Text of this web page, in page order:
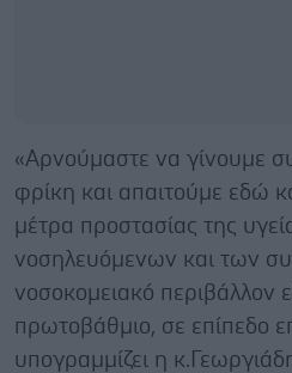
«Αρνούμαστε να γίνουμε
φρίκη και απαιτούμε εδώ
μέτρα προστασίας της
νοσηλευόμενων και των
νοσοκομειακό περιβάλλον
πρωτοβάθμιο, σε επίπεδο
υπογραμμίζει η